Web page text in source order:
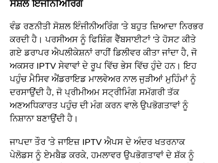
ਸੋਸ਼ਲ ਇੰਜੀਨੀਅਰਿੰਗ
ਵੰਡ ਰਣਨੀਤੀ ਸੋਸ਼ਲ ਇੰਜੀਨੀਅਰਿੰਗ 'ਤੇ ਬਹੁਤ ਜ਼ਿਆਦਾ ਨਿਰਭਰ
ਕਰਦੀ ਹੈ। ਪਰਸੀਅਸ ਨੂੰ ਫਿਸ਼ਿੰਗ ਵੈੱਬਸਾਈਟਾਂ 'ਤੇ ਹੋਸਟ ਕੀਤੇ
ਗਏ ਡਰਾਪਰ ਐਪਲੀਕੇਸ਼ਨਾਂ ਰਾਹੀਂ ਡਿਲੀਵਰ ਕੀਤਾ ਜਾਂਦਾ ਹੈ, ਜੋ
ਅਕਸਰ IPTV ਸੇਵਾਵਾਂ ਦੇ ਰੂਪ ਵਿੱਚ ਭੇਸ ਵਿੱਚ ਹੁੰਦੇ ਹਨ। ਇਹ
ਪਹੁੰਚ ਮੈਸਿਵ ਐਂਡਰਾਇਡ ਮਾਲਵੇਅਰ ਨਾਲ ਜੁੜੀਆਂ ਮੁਹਿੰਮਾਂ ਨੂੰ
ਦਰਸਾਉਂਦੀ ਹੈ, ਜੋ ਪ੍ਰੀਮੀਅਮ ਸਟ੍ਰੀਮਿੰਗ ਸਮੱਗਰੀ ਤੱਕ
ਅਣਅਧਿਕਾਰਤ ਪਹੁੰਚ ਦੀ ਮੰਗ ਕਰਨ ਵਾਲੇ ਉਪਭੋਗਤਾਵਾਂ ਨੂੰ
ਨਿਸ਼ਾਨਾ ਬਣਾਉਂਦੀ ਹੈ।
ਜਾਪਦਾ ਤੌਰ 'ਤੇ ਜਾਇਜ਼ IPTV ਐਪਸ ਦੇ ਅੰਦਰ ਖਤਰਨਾਕ
ਪੇਲੋਡਸ ਨੂੰ ਏਮਬੈਡ ਕਰਕੇ, ਹਮਲਾਵਰ ਉਪਭੋਗਤਾਵਾਂ ਦੇ ਸ਼ੱਕ ਨੂੰ